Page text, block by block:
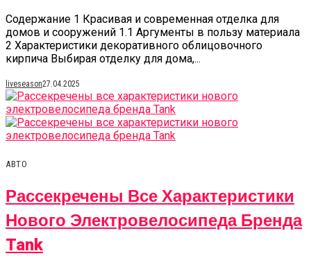
Содержание 1 Красивая и современная отделка для
домов и сооружений 1.1 Аргументы в пользу материала
2 Характеристики декоративного облицовочного
кирпича Выбирая отделку для дома,...
liveseason27.04.2025
АВТО
Рассекречены Все Характеристики
Нового Электровелосипеда Бренда
Tank